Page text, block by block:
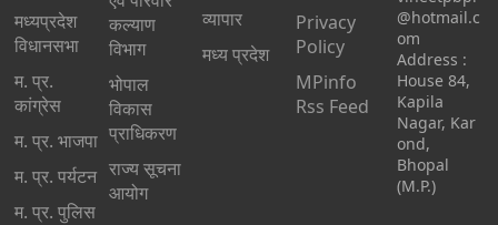
मध्‍यप्रदेश
विधानसभा
म. प्र.
कांग्रेस
म. प्र. भाजपा
म. प्र. पर्यटन
म. प्र. पुलिस
कल्याण
विभाग
भोपाल
विकास
प्राधिकरण
राज्य सूचना
आयोग
व्यापार
मध्य प्रदेश
Privacy
Policy
MPinfo
Rss Feed
@hotmail.c
om
Address :
House 84,
Kapila
Nagar, Kar
ond,
Bhopal
(M.P.)